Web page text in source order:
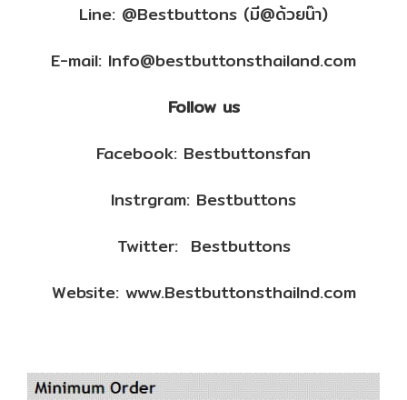
Line: @Bestbuttons (มี@ด้วยน๊า)
E-mail: Info@bestbuttonsthailand.com
Follow us
Facebook: Bestbuttonsfan
Instrgram: Bestbuttons
Twitter: Bestbuttons
Website: www.Bestbuttonsthailnd.com